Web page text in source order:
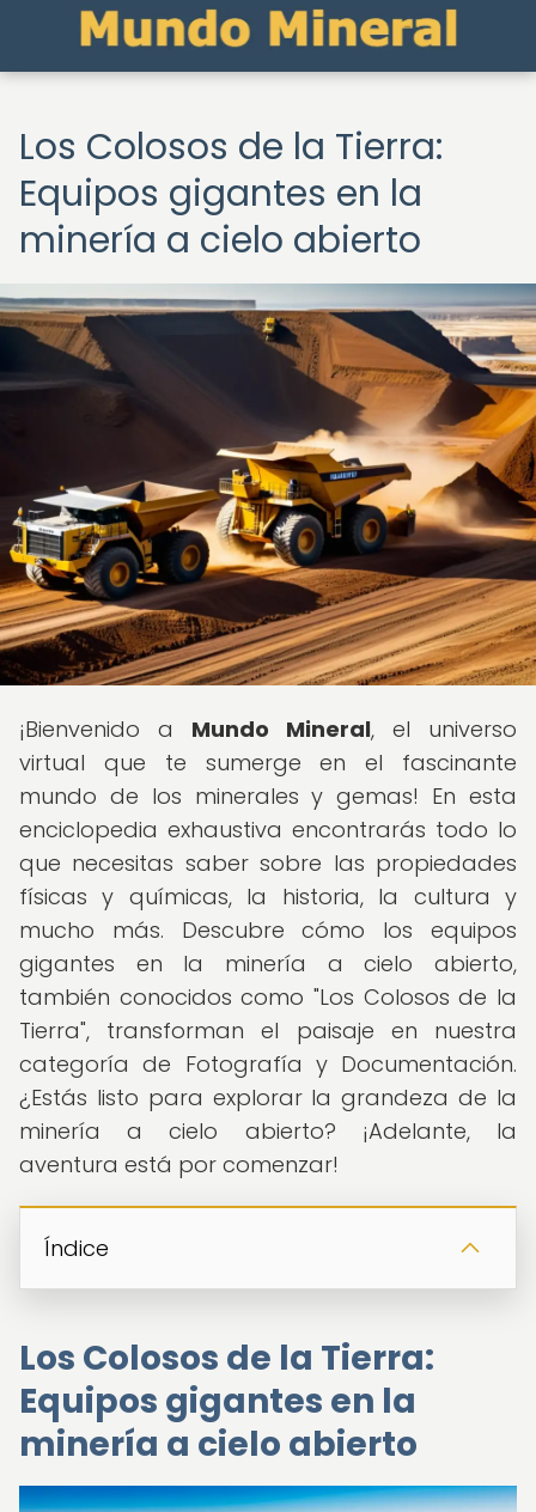
Los Colosos de la Tierra:
Equipos gigantes en la
minería a cielo abierto
¡Bienvenido a Mundo Mineral, el universo
virtual que te sumerge en el fascinante
mundo de los minerales y gemas! En esta
enciclopedia exhaustiva encontrarás todo lo
que necesitas saber sobre las propiedades
físicas y químicas, la historia, la cultura y
mucho más. Descubre cómo los equipos
gigantes en la minería a cielo abierto,
también conocidos como "Los Colosos de la
Tierra", transforman el paisaje en nuestra
categoría de Fotografía y Documentación.
¿Estás listo para explorar la grandeza de la
minería a cielo abierto? ¡Adelante, la
aventura está por comenzar!
Índice
Los Colosos de la Tierra:
Equipos gigantes en la
minería a cielo abierto